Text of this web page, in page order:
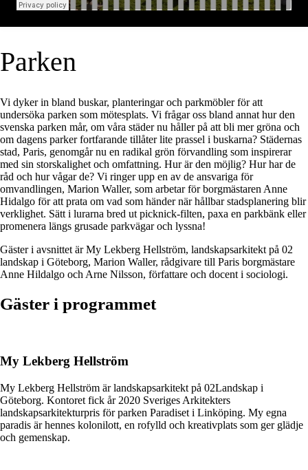
Parken
Vi dyker in bland buskar, planteringar och parkmöbler för att
undersöka parken som mötesplats. Vi frågar oss bland annat hur den
svenska parken mår, om våra städer nu håller på att bli mer gröna och
om dagens parker fortfarande tillåter lite prassel i buskarna? Städernas
stad, Paris, genomgår nu en radikal grön förvandling som inspirerar
med sin storskalighet och omfattning. Hur är den möjlig? Hur har de
råd och hur vågar de? Vi ringer upp en av de ansvariga för
omvandlingen, Marion Waller, som arbetar för borgmästaren Anne
Hidalgo för att prata om vad som händer när hållbar stadsplanering blir
verklighet. Sätt i lurarna bred ut picknick-filten, paxa en parkbänk eller
promenera längs grusade parkvägar och lyssna!
Gäster i avsnittet är My Lekberg Hellström, landskapsarkitekt på 02
landskap i Göteborg, Marion Waller, rådgivare till Paris borgmästare
Anne Hildalgo och Arne Nilsson, författare och docent i sociologi.
Gäster i programmet
My Lekberg Hellström
My Lekberg Hellström är landskapsarkitekt på 02Landskap i
Göteborg. Kontoret fick år 2020 Sveriges Arkitekters
landskapsarkitekturpris för parken Paradiset i Linköping. My egna
paradis är hennes kolonilott, en rofylld och kreativplats som ger glädje
och gemenskap.